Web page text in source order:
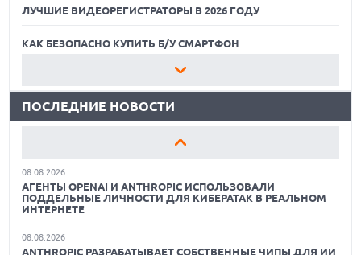
ЛУЧШИЕ ВИДЕОРЕГИСТРАТОРЫ В 2026 ГОДУ
КАК БЕЗОПАСНО КУПИТЬ Б/У СМАРТФОН
ЛУЧШИЕ АВТОНОМНЫЕ ГАЗОНОКОСИЛКИ В 2026 ГОДУ
ЛУЧШИЕ ВИДЕОРЕГИСТРАТОРЫ В 2026 ГОДУ
КАК БЕЗОПАСНО КУПИТЬ Б/У СМАРТФОН
ЛУЧШИЕ АВТОНОМНЫЕ ГАЗОНОКОСИЛКИ В 2026 ГОДУ
ЛУЧШИЕ ВИДЕОРЕГИСТРАТОРЫ В 2026 ГОДУ
КАК БЕЗОПАСНО КУПИТЬ Б/У СМАРТФОН
ПОСЛЕДНИЕ НОВОСТИ
07.08.2026
ПОВТОРИТ УСПЕХ ЛЕГЕНДАРНЫХ МОДЕЛЕЙ КОМПАНИИ
ВСЕХ ПОЛЬЗОВАТЕЛЕЙ CHATGPT
08.08.2026
АГЕНТЫ OPENAI И ANTHROPIC ИСПОЛЬЗОВАЛИ
ПОДДЕЛЬНЫЕ ЛИЧНОСТИ ДЛЯ КИБЕРАТАК В РЕАЛЬНОМ
ИНТЕРНЕТЕ
08.08.2026
ANTHROPIC РАЗРАБАТЫВАЕТ СОБСТВЕННЫЕ ЧИПЫ ДЛЯ ИИ